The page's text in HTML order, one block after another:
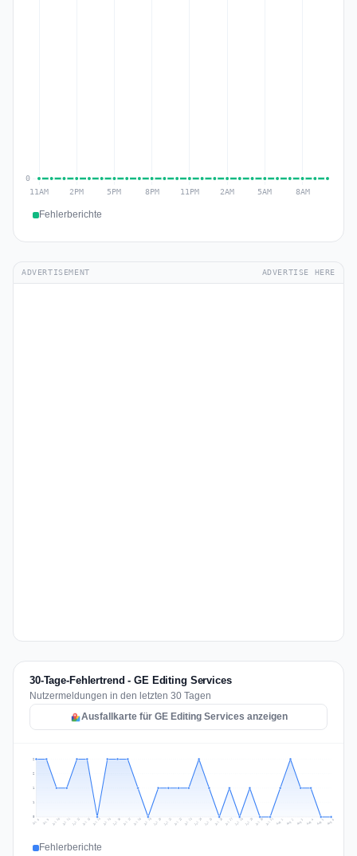
Fehlerberichte
ADVERTISEMENT ADVERTISE HERE
30-Tage-Fehlertrend - GE Editing Services
Nutzermeldungen in den letzten 30 Tagen
Ausfallkarte für GE Editing Services anzeigen
1
1
2
2
Jul 8 Jul 9 Jul 10 Jul 11 Jul 12 Jul 13 Jul 14 Jul 15 Jul 16 Jul 17 Jul 18 Jul 19 Jul 20 Jul 21 Jul 22 Jul 23 Jul 24 Jul 25 Jul 26 Jul 27 Jul 28 Jul 29 Jul 30 Jul 31 Aug 1 Aug 2 Aug 3 Aug 4 Aug 5 Aug 6
Fehlerberichte